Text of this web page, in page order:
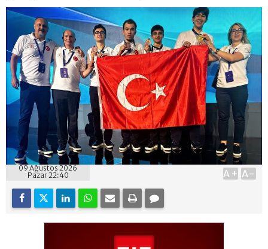
09 Ağustos 2026
Pazar 22:40
A+ A-